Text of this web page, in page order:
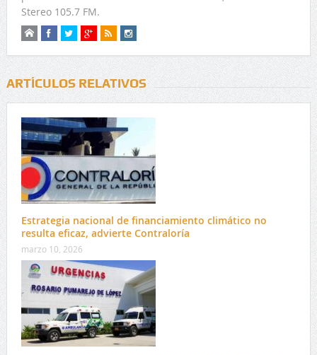
Stereo 105.7 FM.
ARTÍCULOS RELATIVOS
Estrategia nacional de financiamiento climático no
resulta eficaz, advierte Contraloría
marzo 10, 2026